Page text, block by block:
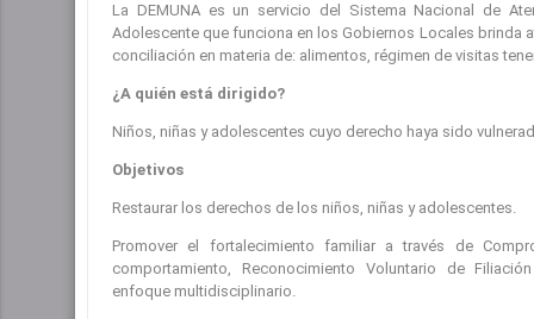
La DEMUNA es un servicio del Sistema Nacional de
Adolescente que funciona en los Gobiernos Locales brinda
conciliación en materia de: alimentos, régimen de visitas
¿A quién está dirigido?
Niños, niñas y adolescentes cuyo derecho haya sido
Objetivos
Restaurar los derechos de los niños, niñas y adolescentes.
Promover el fortalecimiento familiar a través de
comportamiento, Reconocimiento Voluntario de
enfoque multidisciplinario.